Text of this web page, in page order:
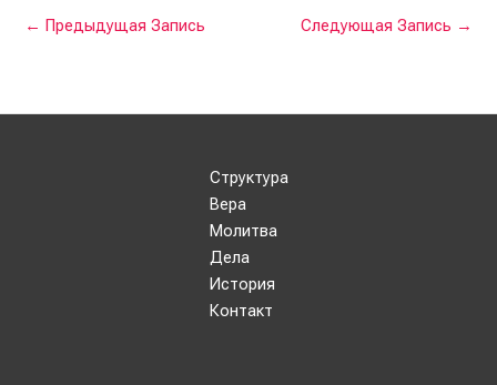
← Предыдущая Запись Следующая Запись →
Структура
Вера
Молитва
Дела
История
Контакт